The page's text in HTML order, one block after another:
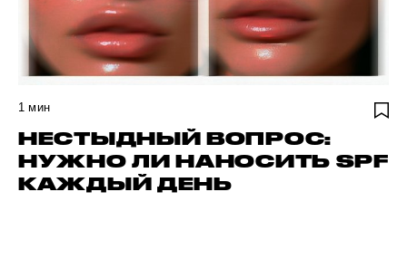
1 мин
НЕСТЫДНЫЙ ВОПРОС:
НУЖНО ЛИ НАНОСИТЬ SPF
КАЖДЫЙ ДЕНЬ